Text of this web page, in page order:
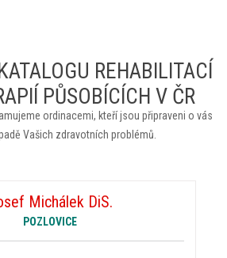
REHABILITACÍ
PŮSOBÍCÍCH V ČR
ordinacemi, kteří jsou připraveni o vás
Vašich zdravotních problémů.
Michálek DiS.
POZLOVICE